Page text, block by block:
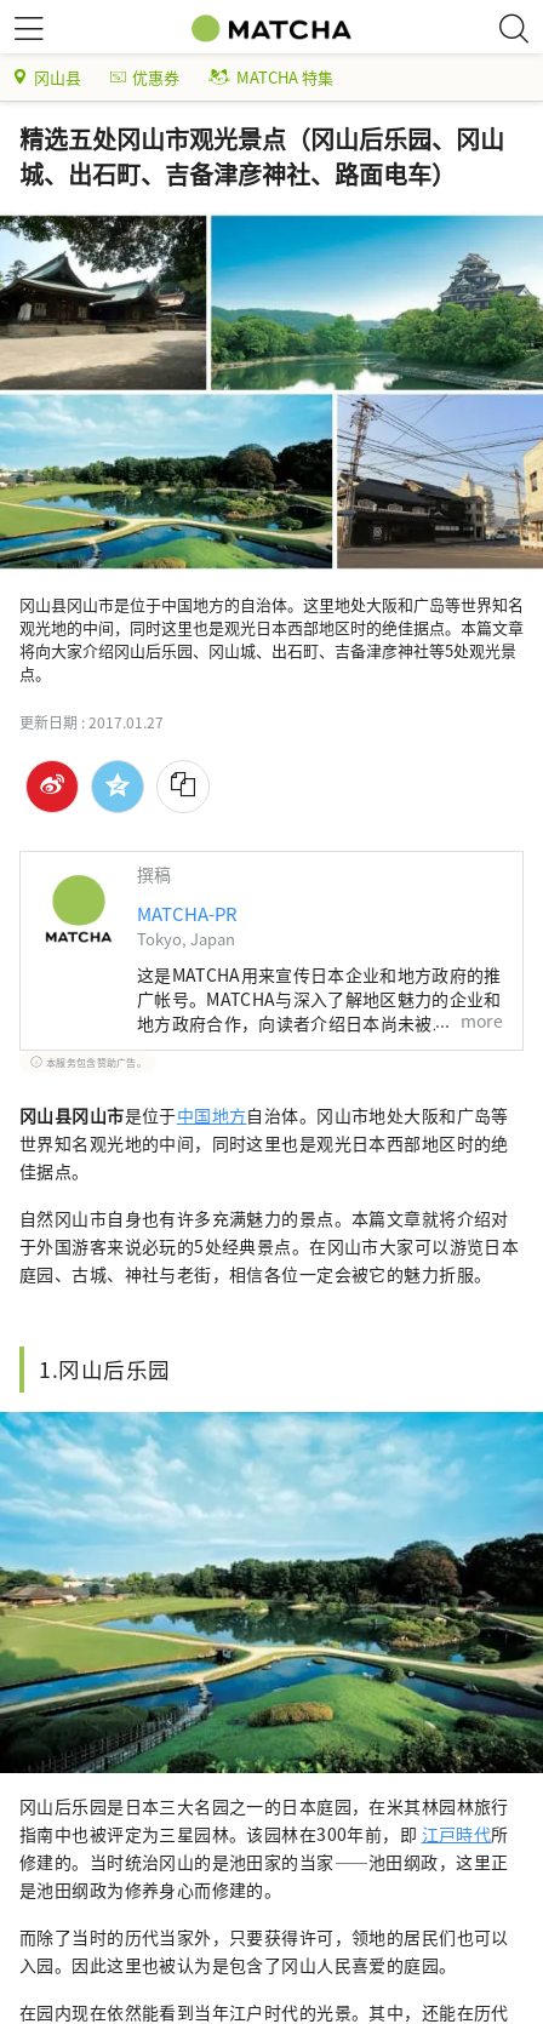
冈山县 优惠券 MATCHA 特集
精选五处冈山市观光景点（冈山后乐园、冈山
城、出石町、吉备津彦神社、路面电车）
冈山县冈山市是位于中国地方的自治体。这里地处大阪和广岛等世界知名
观光地的中间，同时这里也是观光日本西部地区时的绝佳据点。本篇文章
将向大家介绍冈山后乐园、冈山城、出石町、吉备津彦神社等5处观光景
更新日期 :2017.01.27
撰稿
MATCHA-PR
Tokyo, Japan
这是MATCHA用来宣传日本企业和地方政府的推
广帐号。MATCHA与深入了解地区魅力的企业和
地方政府合作，向读者介绍日本尚未被发现的魅
力！同时我们也根据该地区的政府和企业等提供
值得信赖的资讯撰写文章。
more
本服务包含赞助广告。
冈山县冈山市是位于中国地方自治体。冈山市地处大阪和广岛等
世界知名观光地的中间，同时这里也是观光日本西部地区时的绝
佳据点。
自然冈山市自身也有许多充满魅力的景点。本篇文章就将介绍对
于外国游客来说必玩的5处经典景点。在冈山市大家可以游览日本
庭园、古城、神社与老街，相信各位一定会被它的魅力折服。
1.冈山后乐园
冈山后乐园是日本三大名园之一的日本庭园，在米其林园林旅行
指南中也被评定为三星园林。该园林在300年前，即 江戸時代所
修建的。当时统治冈山的是池田家的当家——池田纲政，这里正
是池田纲政为修养身心而修建的。
而除了当时的历代当家外，只要获得许可，领地的居民们也可以
入园。因此这里也被认为是包含了冈山人民喜爱的庭园。
在园内现在依然能看到当年江户时代的光景。其中，还能在历代